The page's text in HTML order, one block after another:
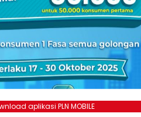
aplikasi PLN MOBILE